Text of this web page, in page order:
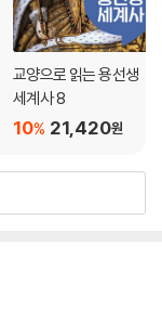
교양으로 읽는 용선생
세계사 8
21,420원
10%